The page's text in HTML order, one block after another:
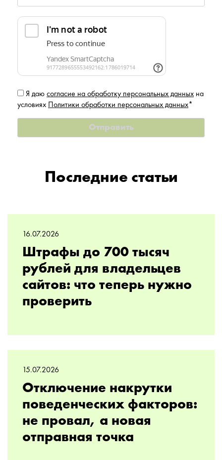
Я даю согласие на обработку персональных данных на
условиях Политики обработки персональных данных*
Последние статьи
16.07.2026
Штрафы до 700 тысяч
рублей для владельцев
сайтов: что теперь нужно
проверить
15.07.2026
Отключение накрутки
поведенческих факторов:
не провал, а новая
отправная точка